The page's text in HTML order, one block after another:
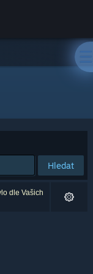
Hledat
dle Vašich